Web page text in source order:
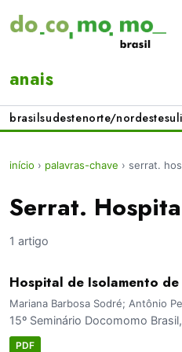
anais
brasilsudestenorte/nordestesul
início › palavras-chave › serrat.
Serrat.
1 artigo
Hospital de Isolamento
Mariana Barbosa Sodré; Antônio
15º Seminário Docomomo
PDF